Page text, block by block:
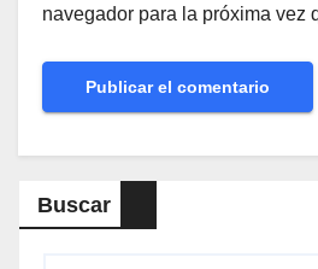
navegador para la próxima vez
Buscar